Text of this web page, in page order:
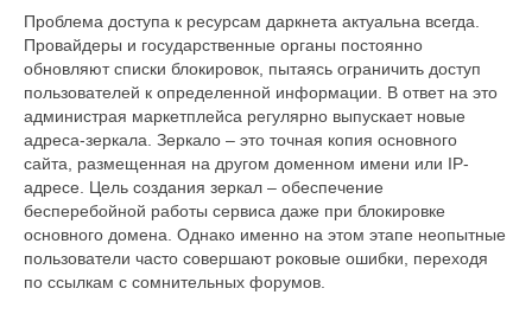
Проблема доступа к ресурсам даркнета актуальна всегда.
Провайдеры и государственные органы постоянно
обновляют списки блокировок, пытаясь ограничить доступ
пользователей к определенной информации. В ответ на это
администрая маркетплейса регулярно выпускает новые
адреса-зеркала. Зеркало – это точная копия основного
сайта, размещенная на другом доменном имени или IP-
адресе. Цель создания зеркал – обеспечение
бесперебойной работы сервиса даже при блокировке
основного домена. Однако именно на этом этапе неопытные
пользователи часто совершают роковые ошибки, переходя
по ссылкам с сомнительных форумов.